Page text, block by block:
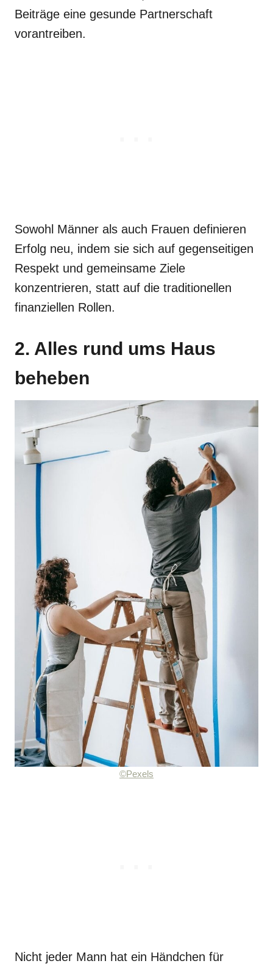
Beiträge eine gesunde Partnerschaft
vorantreiben.
Sowohl Männer als auch Frauen definieren
Erfolg neu, indem sie sich auf gegenseitigen
Respekt und gemeinsame Ziele
konzentrieren, statt auf die traditionellen
finanziellen Rollen.
2. Alles rund ums Haus
beheben
©Pexels
Nicht jeder Mann hat ein Händchen für